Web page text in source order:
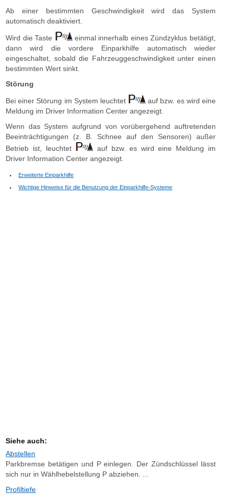
Ab einer bestimmten Geschwindigkeit wird das System
automatisch deaktiviert.
Wird die Taste
einmal innerhalb eines Zündzyklus betätigt,
dann wird die vordere Einparkhilfe automatisch wieder
eingeschaltet, sobald die Fahrzeuggeschwindigkeit unter einen
bestimmten Wert sinkt.
Störung
Bei einer Störung im System leuchtet
auf bzw. es wird eine
Meldung im Driver Information Center angezeigt.
Wenn das System aufgrund von vorübergehend auftretenden
Beeinträchtigungen (z. B. Schnee auf den Sensoren) außer
Betrieb ist, leuchtet
auf bzw. es wird eine Meldung im
Driver Information Center angezeigt.
Erweiterte Einparkhilfe
Wichtige Hinweise für die Benutzung der Einparkhilfe-Systeme
Siehe auch:
Abstellen
Parkbremse betätigen und P einlegen. Der Zündschlüssel lässt
sich nur in Wählhebelstellung P abziehen. ...
Profiltiefe